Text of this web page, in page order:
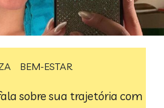
BEM-ESTAR
sobre sua trajetória com